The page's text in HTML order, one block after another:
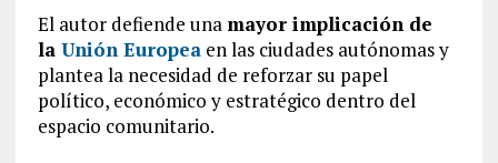
El autor defiende una mayor implicación de
la Unión Europeaen las ciudades autónomas y
plantea la necesidad de reforzar su papel
político, económico y estratégico dentro del
espacio comunitario.